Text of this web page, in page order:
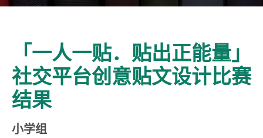
「一人一贴．贴出正能量」
社交平台创意贴文设计比赛
结果
小学组